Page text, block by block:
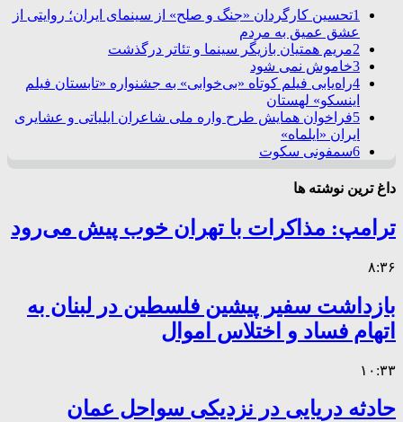
1تحسین کارگردان «جنگ و صلح» از سینمای ایران؛ روایتی از
عشق عمیق به مردم
2مریم همتیان بازیگر سینما و تئاتر درگذشت
3خاموش نمی شود
4راه‌یابی فیلم کوتاه «بی‌خوابی» به جشنواره «تابستان فیلم
اینسکو» لهستان
5فراخوان همایش طرح واره ملی شاعران ایلیاتی و عشایری
ایران «ایلماه»
6سمفونی سکوت
داغ ترین نوشته ها
ترامپ: مذاکرات با تهران خوب پیش می‌رود
۸:۳۶
بازداشت سفیر پیشین فلسطین در لبنان به
اتهام فساد و اختلاس اموال
۱۰:۳۳
حادثه دریایی در نزدیکی سواحل عمان